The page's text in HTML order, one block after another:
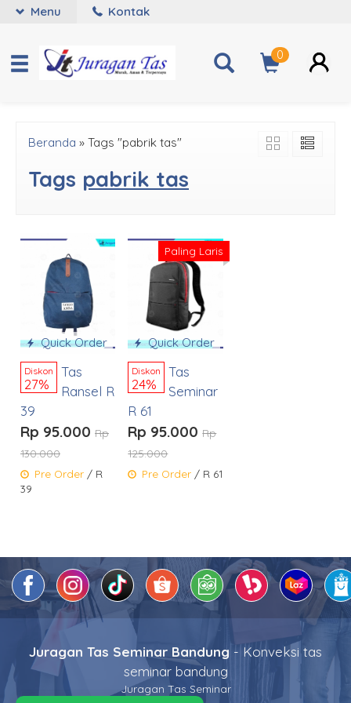
Menu Kontak
0
Beranda » Tags "pabrik tas"
Tags pabrik tas
Quick Order
Diskon
27%
Tas
Ransel R
39
Rp 95.000 Rp
130.000
Pre Order / R
39
Quick Order
Paling Laris
Diskon
24%
Tas
Seminar
R 61
Rp 95.000 Rp
125.000
Pre Order / R 61
Juragan Tas Seminar Bandung - Konveksi tas
seminar bandung
Juragan Tas Seminar